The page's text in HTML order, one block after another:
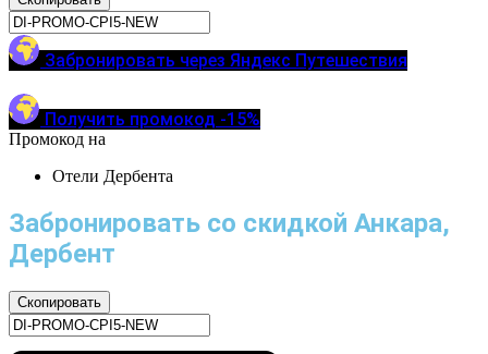
Забронировать через Яндекс Путешествия
Получить промокод -15%
Промокод на
Отели Дербента
Забронировать со скидкой Анкара,
Дербент
Скопировать